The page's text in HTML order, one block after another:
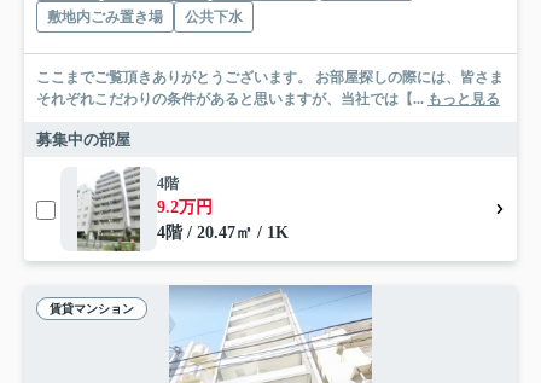
敷地内ごみ置き場
公共下水
ここまでご覧頂きありがとうございます。 お部屋探しの際には、皆さま
それぞれこだわりの条件があると思いますが、当社では【... もっと見る
募集中の部屋
4階
9.2万円
4階 / 20.47㎡ / 1K
賃貸マンション